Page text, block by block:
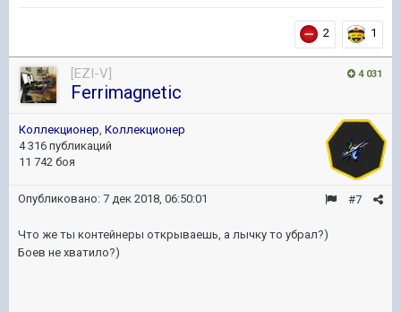
2 1
4 031
[EZI-V]
Ferrimagnetic
Коллекционер, Коллекционер
4 316 публикаций
11 742 боя
#7
Опубликовано: 7 дек 2018, 06:50:01
Что же ты контейнеры открываешь, а лычку то убрал?)
Боев не хватило?)